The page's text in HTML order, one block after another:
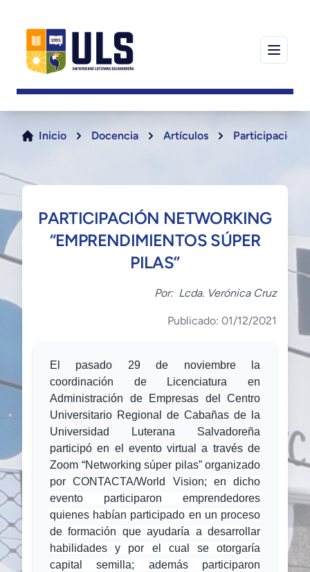
Inicio Docencia Artículos Participación
PARTICIPACIÓN NETWORKING
“EMPRENDIMIENTOS SÚPER
PILAS”
Por: Lcda. Verónica Cruz
Publicado: 01/12/2021
El pasado 29 de noviembre la
coordinación de Licenciatura en
Administración de Empresas del Centro
Universitario Regional de Cabañas de la
Universidad Luterana Salvadoreña
participó en el evento virtual a través de
Zoom “Networking súper pilas” organizado
por CONTACTA/World Vision; en dicho
evento participaron emprendedores
quienes habían participado en un proceso
de formación que ayudaría a desarrollar
habilidades y por el cual se otorgaría
capital semilla; además participaron